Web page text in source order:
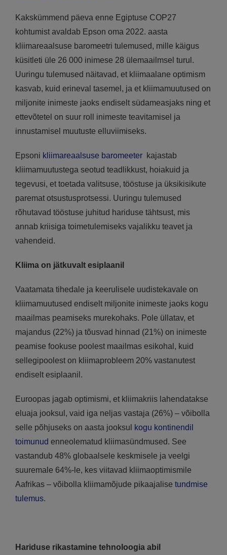
Kakskümmend päeva enne Egiptuse COP27
kohtumist avaldab Epson oma 2022. aasta
kliimareaalsuse baromeetri tulemused, mille käigus
küsitleti üle 26 000 inimese 28 ülemaailmsel turul.
Uuringu tulemused näitavad, et kliimaalane optimism
kasvab, kuid erineval tasemel, ja et kliimamuutused on
miljonite inimeste jaoks endiselt südameasjaks ning et
ettevõtetel on suur roll inimeste teavitamisel ja
innustamisel muutuste elluviimiseks.
Epsoni kliimareaalsuse baromeeter kajastab
kliimamuutustega seotud teadlikkust, hoiakuid ja
tegevusi, et toetada valitsuse, tööstuse ja üksikisikute
paremat otsustusprotsessi. Uuringu tulemused
rõhutavad tööstuse juhitud hariduse tähtsust, mis
annab kriisiga toimetulemiseks vajalikku teavet ja
vahendeid.
Kliima on jätkuvalt esiplaanil
Vaatamata tihedale ja keerulisele uudistekavale on
kliimamuutused endiselt miljonite inimeste jaoks kogu
maailmas peamiseks murekohaks. Pole üllatav, et
majandus (22%) ja tõusvad hinnad (21%) on inimeste
peamise fookuse poolest maailmas esikohal, kuid
sellegipoolest on kliimaprobleem 20% vastanutest
endiselt esiplaanil.
Euroopas jagab optimismi, et kliimakriis lahendatakse
eluaja jooksul, vaid iga neljas vastaja (26%) – võibolla
selle põhjuseks on aasta jooksul
kogu kontinendil
toimunud enneolematud kliimasündmused. See
vastandub 48% globaalsele keskmisele ja veelgi
suuremale 64%-le, kes viitavad kliimaoptimismile
Aafrikas – võibolla kliimamõjude pikaajalise tundmise
tulemus.
Hariduse rikastamine tehnoloogia abil